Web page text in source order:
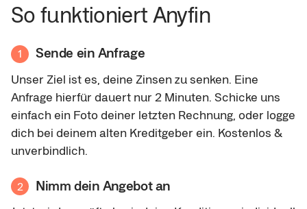
So funktioniert Anyfin
1 Sende ein Anfrage
Unser Ziel ist es, deine Zinsen zu senken. Eine
Anfrage hierfür dauert nur 2 Minuten. Schicke uns
einfach ein Foto deiner letzten Rechnung, oder logge
dich bei deinem alten Kreditgeber ein. Kostenlos &
unverbindlich.
2 Nimm dein Angebot an